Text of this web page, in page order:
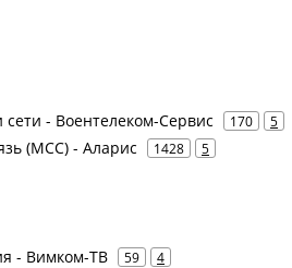
- Воентелеком-Сервис 170 5
(МСС) - Аларис 1428 5
- Вимком-ТВ 59 4